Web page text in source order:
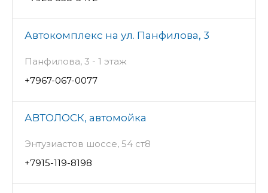
Автокомплекс на ул. Панфилова, 3
Панфилова, 3 - 1 этаж
+7967-067-0077
АВТОЛОСК, автомойка
Энтузиастов шоссе, 54 ст8
+7915-119-8198